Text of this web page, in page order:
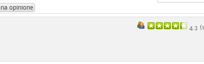
opinione
4.3 (1